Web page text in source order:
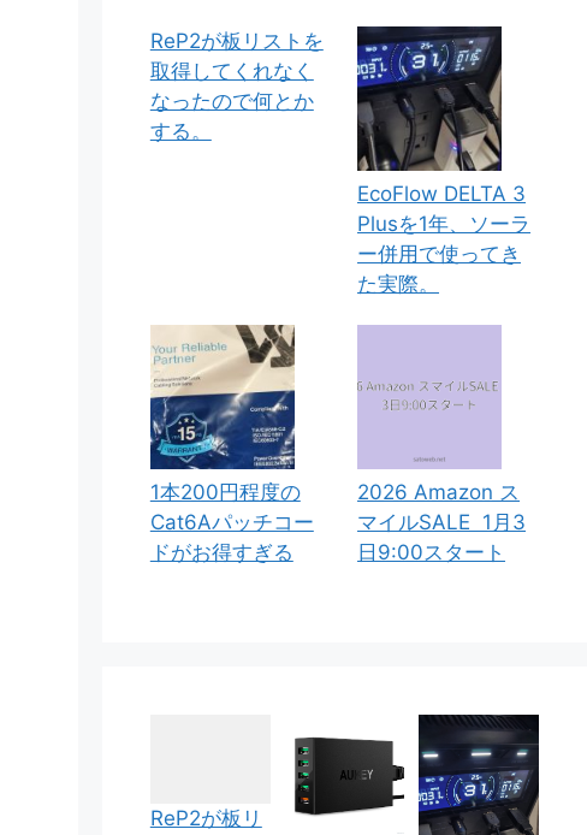
ReP2が板リストを
取得してくれなく
なったので何とか
する。
EcoFlow DELTA 3
Plusを1年、ソーラ
ー併用で使ってき
た実際。
1本200円程度の
Cat6Aパッチコー
ドがお得すぎる
2026 Amazon ス
マイルSALE 1月3
日9:00スタート
ReP2が板リ